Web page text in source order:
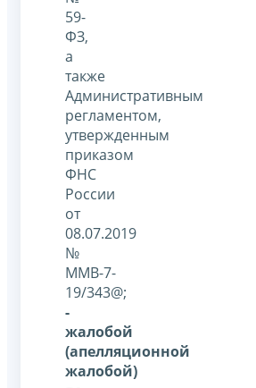
59-
ФЗ,
а
также
Административным
регламентом,
утвержденным
приказом
ФНС
России
от
08.07.2019
№
ММВ-7-
19/343@;
-
жалобой
(апелляционной
жалобой)